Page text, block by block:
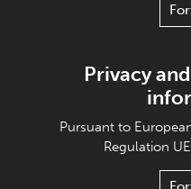
Privacy
Pursuant to
Regulation